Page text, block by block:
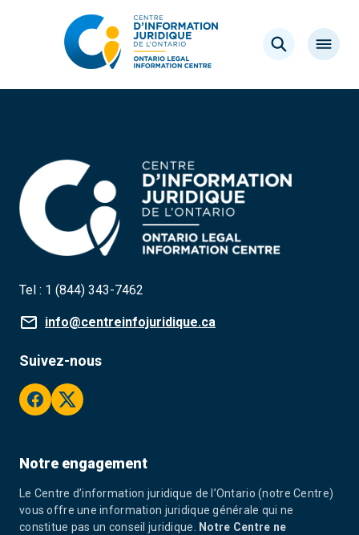
Rechercher
Ouvrir
menu
Tel : 1 (844) 343-7462
info@centreinfojuridique.ca
Suivez-nous
facebook
twitter
Notre engagement
Le Centre d’information juridique de l’Ontario (notre Centre)
vous offre une information juridique générale qui ne
constitue pas un conseil juridique. Notre Centre ne